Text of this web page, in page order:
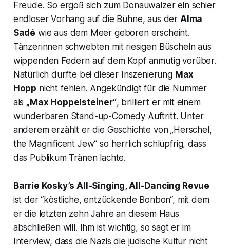
Freude. So ergoß sich zum Donauwalzer ein schier
endloser Vorhang auf die Bühne, aus der Alma
Sadé wie aus dem Meer geboren erscheint.
Tänzerinnen schwebten mit riesigen Büscheln aus
wippenden Federn auf dem Kopf anmutig vorüber.
Natürlich durfte bei dieser Inszenierung Max
Hopp nicht fehlen. Angekündigt für die Nummer
als „Max Hoppelsteiner“, brilliert er mit einem
wunderbaren Stand-up-Comedy Auftritt. Unter
anderem erzählt er die Geschichte von„Herschel,
the Magnificent Jew“ so herrlich schlüpfrig, dass
das Publikum Tränen lachte.
Barrie Kosky’s All-Singing, All-Dancing Revue
ist der “köstliche, entzückende Bonbon“, mit dem
er die letzten zehn Jahre an diesem Haus
abschließen will. Ihm ist wichtig, so sagt er im
Interview, dass die Nazis die jüdische Kultur nicht